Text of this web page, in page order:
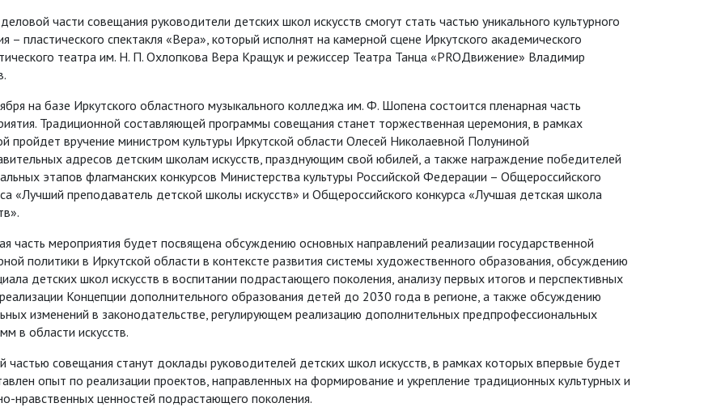
части совещания руководители детских школ искусств смогут стать частью уникального культурного
– пластического спектакля «Вера», который исполнят на камерной сцене Иркутского академического
театра им. Н. П. Охлопкова Вера Кращук и режиссер Театра Танца «PROДвижение» Владимир
на базе Иркутского областного музыкального колледжа им. Ф. Шопена состоится пленарная часть
Традиционной составляющей программы совещания станет торжественная церемония, в рамках
пройдет вручение министром культуры Иркутской области Олесей Николаевной Полуниной
адресов детским школам искусств, празднующим свой юбилей, а также награждение победителей
этапов флагманских конкурсов Министерства культуры Российской Федерации – Общероссийского
«Лучший преподаватель детской школы искусств» и Общероссийского конкурса «Лучшая детская школа
часть мероприятия будет посвящена обсуждению основных направлений реализации государственной
политики в Иркутской области в контексте развития системы художественного образования, обсуждению
детских школ искусств в воспитании подрастающего поколения, анализу первых итогов и перспективных
Концепции дополнительного образования детей до 2030 года в регионе, а также обсуждению
изменений в законодательстве, регулирующем реализацию дополнительных предпрофессиональных
в области искусств.
частью совещания станут доклады руководителей детских школ искусств, в рамках которых впервые будет
опыт по реализации проектов, направленных на формирование и укрепление традиционных культурных и
нравственных ценностей подрастающего поколения.